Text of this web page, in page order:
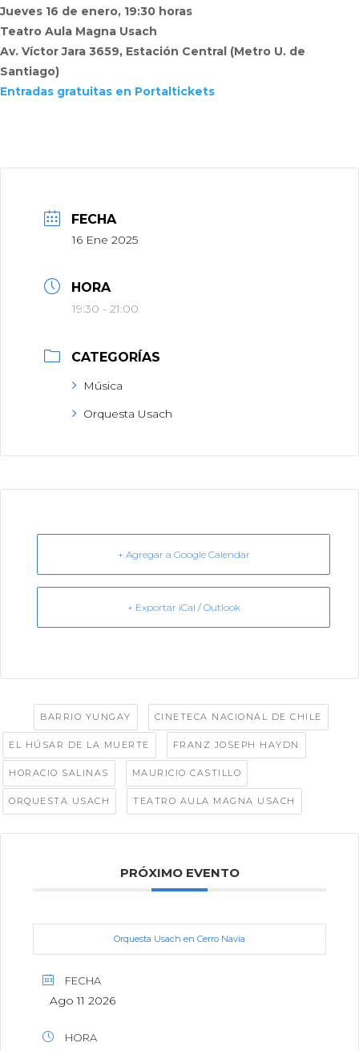
Jueves 16 de enero, 19:30 horas
Teatro Aula Magna Usach
Av. Víctor Jara 3659, Estación Central (Metro U. de
Santiago)
Entradas gratuitas en Portaltickets
FECHA
16 Ene 2025
HORA
19:30 - 21:00
CATEGORÍAS
Música
Orquesta Usach
+ Agregar a Google Calendar
+ Exportar iCal / Outlook
BARRIO YUNGAY CINETECA NACIONAL DE CHILE
EL HÚSAR DE LA MUERTE FRANZ JOSEPH HAYDN
HORACIO SALINAS MAURICIO CASTILLO
ORQUESTA USACH TEATRO AULA MAGNA USACH
PRÓXIMO EVENTO
Orquesta Usach en Cerro Navia
FECHA
Ago 11 2026
HORA